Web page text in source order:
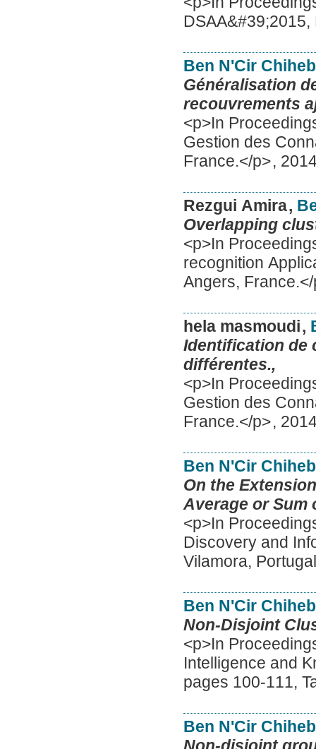
Ben N'Cir
Généralisation
recouvrements
<p>In
Gestion des
France.</p>,
Rezgui Amira,
Overlapping
<p>In
recognition
Angers,
hela masmoudi,
Identification de
différentes.,
<p>In
Gestion des
France.</p>,
Ben N'Cir
On the
Average or Sum
<p>In
Discovery and
Vilamora,
Ben N'Cir
Non-Disjoint
<p>In
Intelligence and
pages 100-111,
Ben N'Cir
Non-disjoint